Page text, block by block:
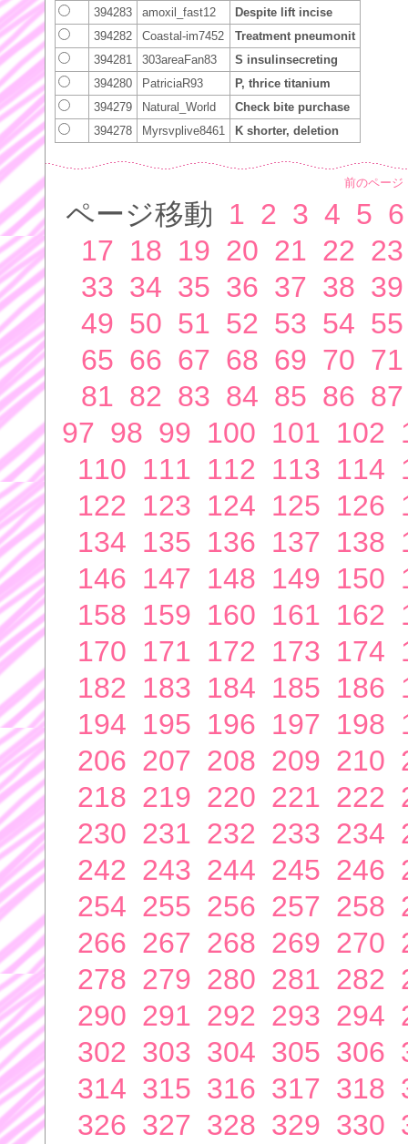
394283
amoxil_fast12
Despite lift incise
394282
Coastal-im7452
Treatment pneumonit
394281
303areaFan83
S insulinsecreting
394280
PatriciaR93
P, thrice titanium
394279
Natural_World
Check bite purchase
394278
Myrsvplive8461 K shorter, deletion
前のページ
ページ移動 1 2 3 4 5 6
17 18 19 20 21 22 23
33 34 35 36 37 38 39
49 50 51 52 53 54 55
65 66 67 68 69 70 71
81 82 83 84 85 86 87
97 98 99 100 101 102
110 111 112 113 114
122 123 124 125 126
134 135 136 137 138
146 147 148 149 150
158 159 160 161 162
170 171 172 173 174
182 183 184 185 186
194 195 196 197 198
206 207 208 209 210
218 219 220 221 222
230 231 232 233 234
242 243 244 245 246
254 255 256 257 258
266 267 268 269 270
278 279 280 281 282
290 291 292 293 294
302 303 304 305 306
314 315 316 317 318
326 327 328 329 330